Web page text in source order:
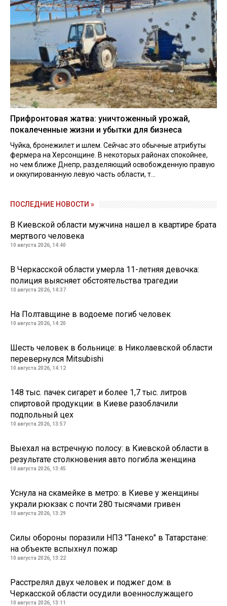
Прифронтовая жатва: уничтоженный урожай,
покалеченные жизни и убытки для бизнеса
Чуйка, бронежилет и шлем. Сейчас это обычные атрибуты
фермера на Херсонщине. В некоторых районах спокойнее,
но чем ближе Днепр, разделяющий освобожденную правую
и оккупированную левую часть области, т...
ПОСЛЕДНИЕ НОВОСТИ »
В Киевской области мужчина нашел в квартире брата
мертвого человека
10 августа 2026, 14:40
В Черкасской области умерла 11-летняя девочка:
полиция выясняет обстоятельства трагедии
10 августа 2026, 14:37
На Полтавщине в водоеме погиб человек
10 августа 2026, 14:20
Шесть человек в больнице: в Николаевской области
перевернулся Mitsubishi
10 августа 2026, 14:12
148 тыс. пачек сигарет и более 1,7 тыс. литров
спиртовой продукции: в Киеве разоблачили
подпольный цех
10 августа 2026, 13:57
Выехал на встречную полосу: в Киевской области в
результате столкновения авто погибла женщина
10 августа 2026, 13:45
Уснула на скамейке в метро: в Киеве у женщины
украли рюкзак с почти 280 тысячами гривен
10 августа 2026, 13:29
Силы обороны поразили НПЗ "Танеко" в Татарстане:
на объекте вспыхнул пожар
10 августа 2026, 13:22
Расстрелял двух человек и поджег дом: в
Черкасской области осудили военнослужащего
10 августа 2026, 13:11